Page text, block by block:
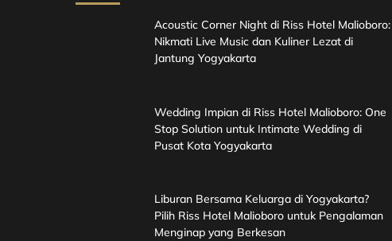
Acoustic Corner Night di Riss Hotel Malioboro:
Nikmati Live Music dan Kuliner Lezat di
Jantung Yogyakarta
Wedding Impian di Riss Hotel Malioboro: One
Stop Solution untuk Intimate Wedding di
Pusat Kota Yogyakarta
Liburan Bersama Keluarga di Yogyakarta?
Pilih Riss Hotel Malioboro untuk Pengalaman
Menginap yang Berkesan